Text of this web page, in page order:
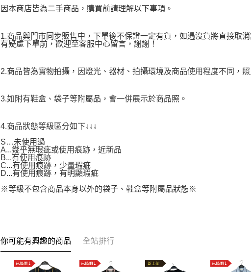
因本商店皆為二手商品，購買前請理解以下事項。
1.商品與門市同步販售中，下單後不保證一定有貨，如遇沒貨將直接取
有疑慮下單前，歡迎至客服中心留言，謝謝！
2.商品皆為實物拍攝，因燈光、器材、拍攝環境及商品使用程度不同，
3.如附有鞋盒、袋子等附屬品，會一併展示於商品照。
4.商品狀態等級區分如下↓↓↓
S…未使用過
A...幾乎無瑕疵或使用痕跡，近新品
B...有使用痕跡
C...有使用痕跡，少量瑕疵
D...有使用痕跡，有明顯瑕疵
※等級不包含商品本身以外的袋子、鞋盒等附屬品狀態※
你可能有興趣的商品 全站排行